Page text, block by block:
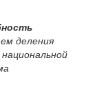
деления
национальной